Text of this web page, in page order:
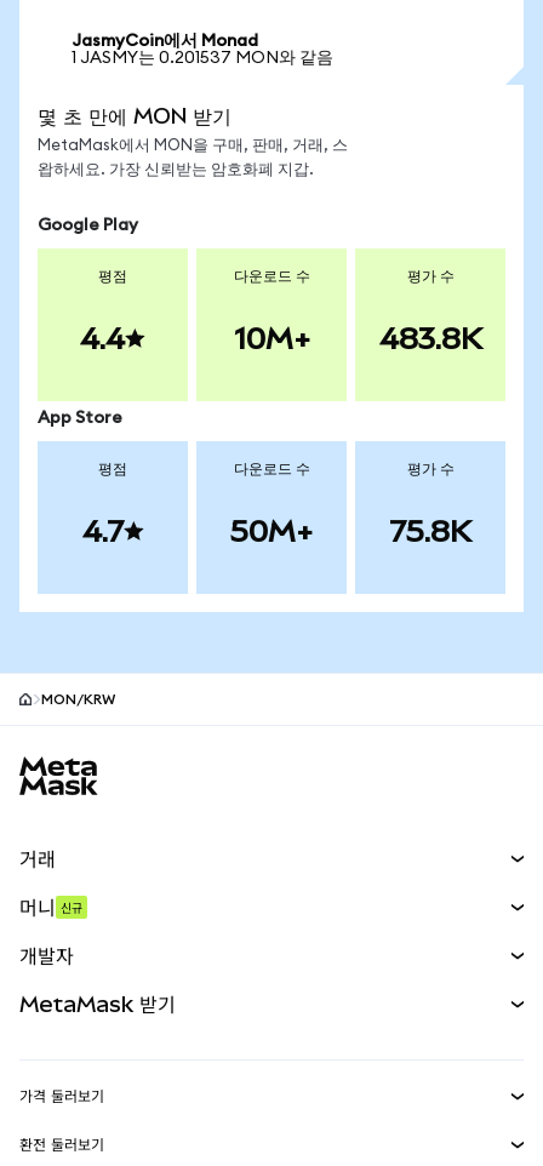
JasmyCoin에서 Monad
1 JASMY는 0.201537 MON와 같음
몇 초 만에 MON 받기
MetaMask에서 MON을 구매, 판매, 거래, 스
왑하세요. 가장 신뢰받는 암호화폐 지갑.
Google Play
평점
4.4
다운로드 수
10M+
평가 수
483.8K
App Store
평점
4.7
다운로드 수
50M+
평가 수
75.8K
MON/KRW
거래
무기한 선물
실물자산
머니 신규
개발자
MetaMask Connect
MetaMask 받기
가격 둘러보기
이더리움 가격
환전 둘러보기